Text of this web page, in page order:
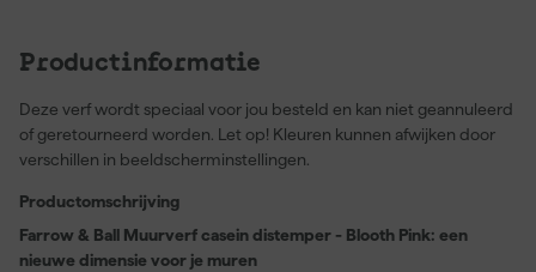
Productinformatie
Deze verf wordt speciaal voor jou besteld en kan niet geannuleerd
of geretourneerd worden. Let op! Kleuren kunnen afwijken door
verschillen in beeldscherminstellingen.
Productomschrijving
Farrow & Ball Muurverf casein distemper - Blooth Pink: een
nieuwe dimensie voor je muren